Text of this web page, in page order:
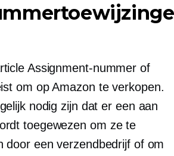
Assignment-nummer of
om op Amazon te verkopen.
nodig zijn dat er een aan
toegewezen om ze te
door een verzendbedrijf of om